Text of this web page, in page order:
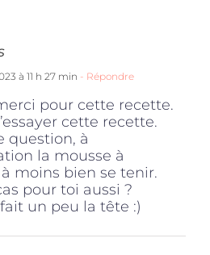
à 11 h 27 min - Répondre
pour cette recette.
cette recette.
question, à
la mousse à
moins bien se tenir.
pour toi aussi ?
un peu la tête :)